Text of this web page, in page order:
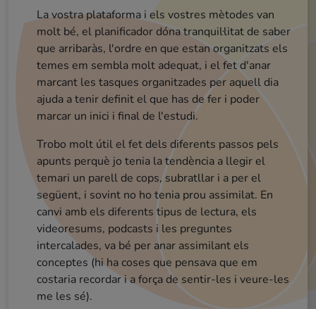
La vostra plataforma i els vostres mètodes van
molt bé, el planificador dóna tranquil·litat de saber
que arribaràs, l'ordre en que estan organitzats els
temes em sembla molt adequat, i el fet d'anar
marcant les tasques organitzades per aquell dia
ajuda a tenir definit el que has de fer i poder
marcar un inici i final de l'estudi.
Trobo molt útil el fet dels diferents passos pels
apunts perquè jo tenia la tendència a llegir el
temari un parell de cops, subratllar i a per el
següent, i sovint no ho tenia prou assimilat. En
canvi amb els diferents tipus de lectura, els
videoresums, podcasts i les preguntes
intercalades, va bé per anar assimilant els
conceptes (hi ha coses que pensava que em
costaria recordar i a força de sentir-les i veure-les
me les sé).
Lydia (opositora aux adm gene)
L'aplicatiu que heu fet és una passada. Fa que
realment estudiïs.
Erika (opositora mossos)
Buenos días, el curso me tiene fascinada, tiene muy buena metodología y te ayuda a memorizar de una manera dinámica, a mi me cuesta un poco la comprensión total de la lectura en catalán por falta de costumbres, pero gracias a los videos resumenes me facilita el entendimiento y al tratarse de vídeos de corta duración no permite que te agobies. Por mi experiencia este método es el que mejor me funciona.
Estaba algo asustada por la extensión del
temario, en cambio al conocer la plataforma y empezar a estudiar habéis conseguido que esté el doble de motivada. Muchísimas gracias y
sobretodo ENHORABUENA!
Cristian (opositor mossos)
La metodología me parece muy buena. Nunca
antes había estudiado así la verdad. Se repiten
muchas veces los conceptos, aspecto que ayuda a
interiorizarlos.[...]
La parte de desengranaje esta genial, puesto
acabas de asimilar todos los conocimientos
cada tema y además, después tienes el
para acabar de ver si algún concepto no te
quedado claro.
No os voy a engañar, es una metodología que
requiere dedicar muchas horas y requiere de
mucho esfuerzo ( pero bueno, quien algo quiere
algo le cuesta). A destacar, el hecho de tener
objetivos establecidos estas más concentrado en
lo que haces.
Sergi (opositor aux. adm. ajuntament)
Molt bona sensació per ara. Enhorabona
Carlos (opositor Guàrdia Urbana)
ME GUSTA!!!!! Lo has enfocado muy muy bien
para que cada alumno pueda acceder al curso con
el tiempo disponible! 💪💪